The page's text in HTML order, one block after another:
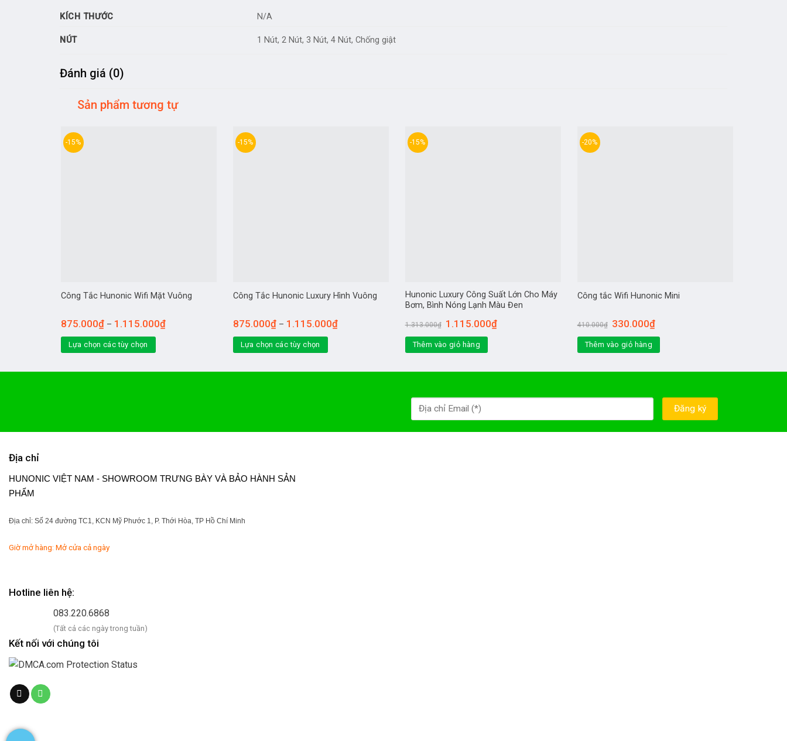
KÍCH THƯỚC N/A
NÚT 1 Nút, 2 Nút, 3 Nút, 4 Nút, Chống giật
Đánh giá (0)
Sản phẩm tương tự
-15%
Công Tắc Hunonic Wifi Mặt Vuông
875.000₫– 1.115.000₫
Lựa chọn các tùy chọn
-15%
Công Tắc Hunonic Luxury Hình Vuông
875.000₫– 1.115.000₫
Lựa chọn các tùy chọn
-15%
Hunonic Luxury Công Suất Lớn Cho Máy
Bơm, Bình Nóng Lạnh Màu Đen
1.313.000₫ 1.115.000₫
Thêm vào giỏ hàng
-20%
Công tắc Wifi Hunonic Mini
410.000₫ 330.000₫
Thêm vào giỏ hàng
Địa chỉ
HUNONIC VIỆT NAM - SHOWROOM TRƯNG BÀY VÀ BẢO HÀNH SẢN
PHẨM
Địa chỉ: Số 24 đường TC1, KCN Mỹ Phước 1, P. Thới Hòa, TP Hồ Chí Minh
Giờ mở hàng: Mở cửa cả ngày
Hotline liên hệ:
083.220.6868
(Tất cả các ngày trong tuần)
Kết nối với chúng tôi